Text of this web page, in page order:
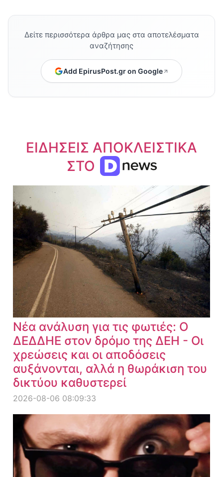
Δείτε περισσότερα άρθρα μας στα αποτελέσματα
αναζήτησης
Add EpirusPost.gr on Google
ΕΙΔΗΣΕΙΣ ΑΠΟΚΛΕΙΣΤΙΚΑ
ΣΤΟ
Νέα ανάλυση για τις φωτιές: Ο
ΔΕΔΔΗΕ στον δρόμο της ΔΕΗ - Οι
χρεώσεις και οι αποδόσεις
αυξάνονται, αλλά η θωράκιση του
δικτύου καθυστερεί
2026-08-06 08:09:33